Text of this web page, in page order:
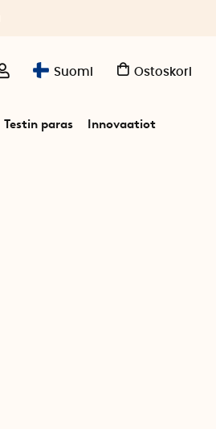
Suomi Ostoskori
Testin paras Innovaatiot